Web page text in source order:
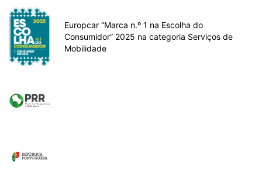
Europcar “Marca n.º 1 na Escolha do
Consumidor” 2025 na categoria Serviços de
Mobilidade